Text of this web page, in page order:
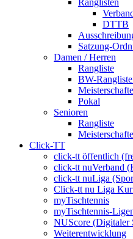
Ranglisten
DTTB
Satzung-
Damen / Herren
Rangliste
BW-
Pokal
Senioren
Rangliste
Click-TT
click-tt öffentlich
click-tt nuVerband
click-tt nuLiga
Click-tt nu Liga
myTischtennis
myTischtennis-
NUScore (Digitaler
Weiterentwicklung